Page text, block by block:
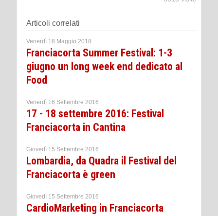
Articoli correlati
Venerdì 18 Maggio 2018
Franciacorta Summer Festival: 1-3
giugno un long week end dedicato al
Food
Venerdì 16 Settembre 2016
17 - 18 settembre 2016: Festival
Franciacorta in Cantina
Giovedì 15 Settembre 2016
Lombardia, da Quadra il Festival del
Franciacorta è green
Giovedì 15 Settembre 2016
CardioMarketing in Franciacorta